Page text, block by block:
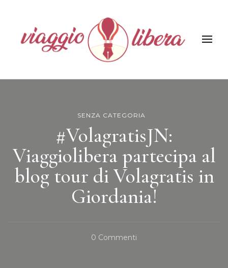
Viaggiolibera
SENZA CATEGORIA
#VolagratisJN:
Viaggiolibera partecipa al
blog tour di Volagratis in
Giordania!
0 Commenti